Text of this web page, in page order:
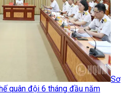
Sơ
quân đội 6 tháng đầu năm